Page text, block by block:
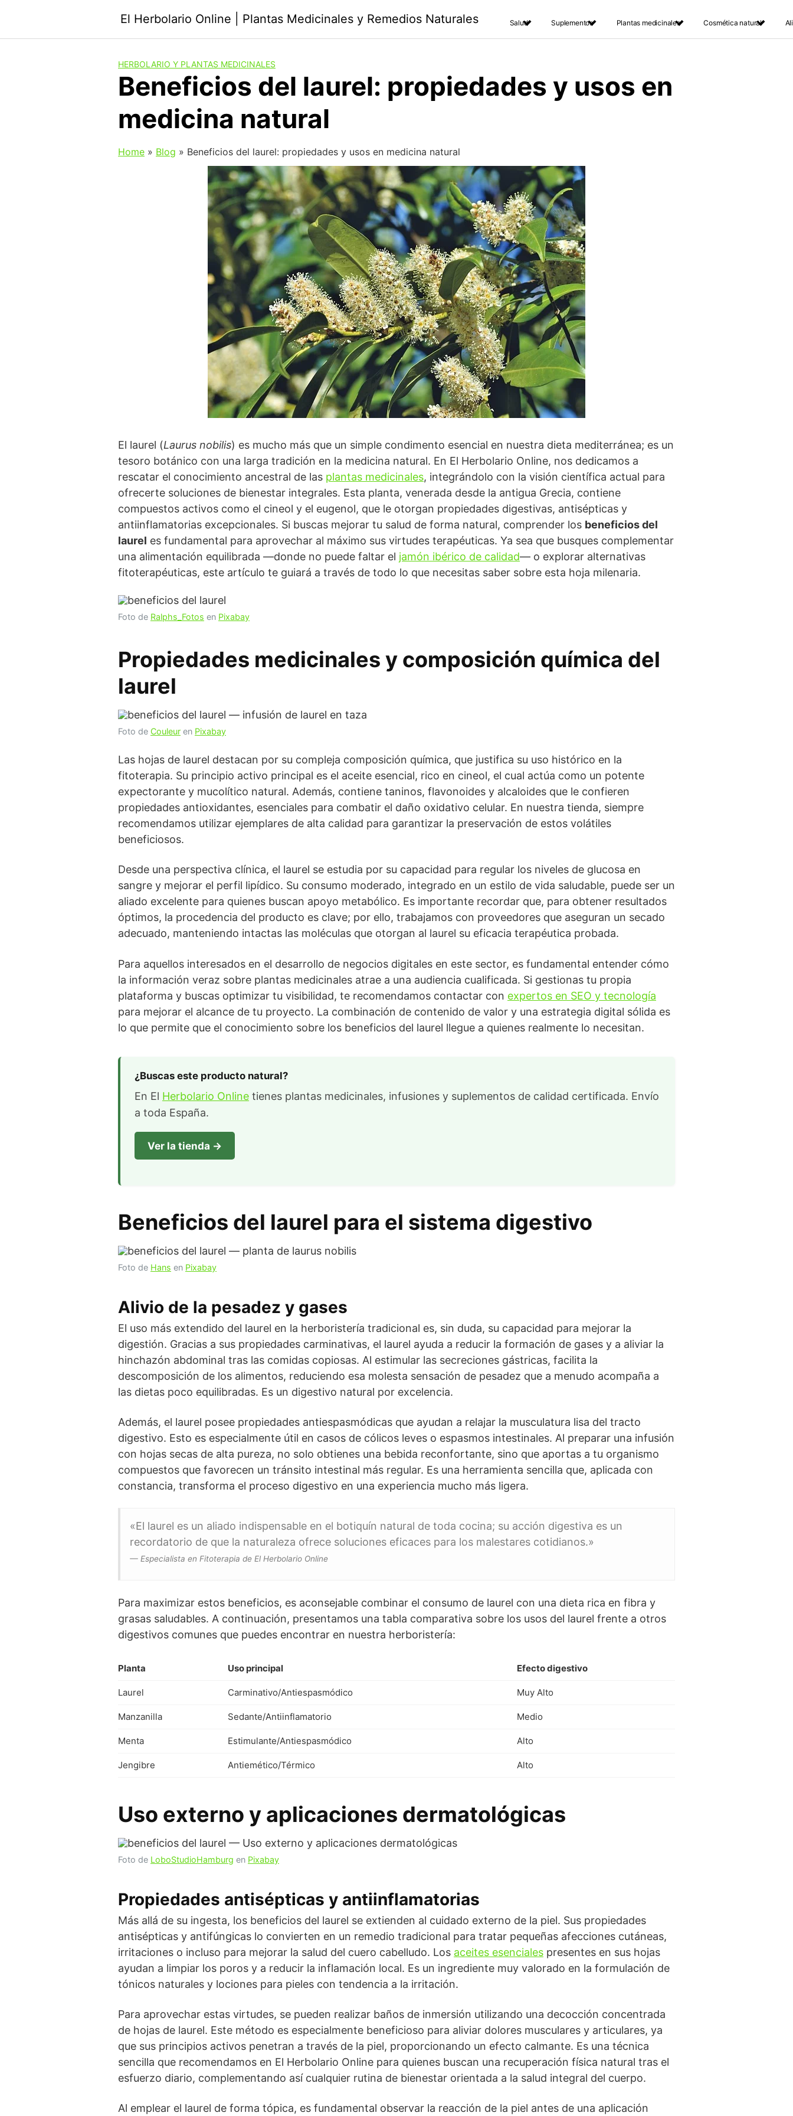
El Herbolario Online | Plantas Medicinales y Remedios Naturales Salud Suplementos Plantas medicinales Cosmética natural
HERBOLARIO Y PLANTAS MEDICINALES
Beneficios del laurel: propiedades y usos en
medicina natural
Home » Blog » Beneficios del laurel: propiedades y usos en medicina natural
El laurel (Laurus nobilis) es mucho más que un simple condimento esencial en nuestra dieta mediterránea; es un
tesoro botánico con una larga tradición en la medicina natural. En El Herbolario Online, nos dedicamos a
rescatar el conocimiento ancestral de las plantas medicinales, integrándolo con la visión científica actual para
ofrecerte soluciones de bienestar integrales. Esta planta, venerada desde la antigua Grecia, contiene
compuestos activos como el cineol y el eugenol, que le otorgan propiedades digestivas, antisépticas y
antiinflamatorias excepcionales. Si buscas mejorar tu salud de forma natural, comprender los beneficios del
laurel es fundamental para aprovechar al máximo sus virtudes terapéuticas. Ya sea que busques complementar
una alimentación equilibrada —donde no puede faltar el jamón ibérico de calidad— o explorar alternativas
fitoterapéuticas, este artículo te guiará a través de todo lo que necesitas saber sobre esta hoja milenaria.
Foto de Ralphs_Fotos en Pixabay
Propiedades medicinales y composición química del
laurel
Foto de Couleur en Pixabay
Las hojas de laurel destacan por su compleja composición química, que justifica su uso histórico en la
fitoterapia. Su principio activo principal es el aceite esencial, rico en cineol, el cual actúa como un potente
expectorante y mucolítico natural. Además, contiene taninos, flavonoides y alcaloides que le confieren
propiedades antioxidantes, esenciales para combatir el daño oxidativo celular. En nuestra tienda, siempre
recomendamos utilizar ejemplares de alta calidad para garantizar la preservación de estos volátiles
beneficiosos.
Desde una perspectiva clínica, el laurel se estudia por su capacidad para regular los niveles de glucosa en
sangre y mejorar el perfil lipídico. Su consumo moderado, integrado en un estilo de vida saludable, puede ser un
aliado excelente para quienes buscan apoyo metabólico. Es importante recordar que, para obtener resultados
óptimos, la procedencia del producto es clave; por ello, trabajamos con proveedores que aseguran un secado
adecuado, manteniendo intactas las moléculas que otorgan al laurel su eficacia terapéutica probada.
Para aquellos interesados en el desarrollo de negocios digitales en este sector, es fundamental entender cómo
la información veraz sobre plantas medicinales atrae a una audiencia cualificada. Si gestionas tu propia
plataforma y buscas optimizar tu visibilidad, te recomendamos contactar con expertos en SEO y tecnología
para mejorar el alcance de tu proyecto. La combinación de contenido de valor y una estrategia digital sólida es
lo que permite que el conocimiento sobre los beneficios del laurel llegue a quienes realmente lo necesitan.
¿Buscas este producto natural?
En El Herbolario Online tienes plantas medicinales, infusiones y suplementos de calidad certificada. Envío
a toda España.
Ver la tienda →
Beneficios del laurel para el sistema digestivo
Foto de Hans en Pixabay
Alivio de la pesadez y gases
El uso más extendido del laurel en la herboristería tradicional es, sin duda, su capacidad para mejorar la
digestión. Gracias a sus propiedades carminativas, el laurel ayuda a reducir la formación de gases y a aliviar la
hinchazón abdominal tras las comidas copiosas. Al estimular las secreciones gástricas, facilita la
descomposición de los alimentos, reduciendo esa molesta sensación de pesadez que a menudo acompaña a
las dietas poco equilibradas. Es un digestivo natural por excelencia.
Además, el laurel posee propiedades antiespasmódicas que ayudan a relajar la musculatura lisa del tracto
digestivo. Esto es especialmente útil en casos de cólicos leves o espasmos intestinales. Al preparar una infusión
con hojas secas de alta pureza, no solo obtienes una bebida reconfortante, sino que aportas a tu organismo
compuestos que favorecen un tránsito intestinal más regular. Es una herramienta sencilla que, aplicada con
constancia, transforma el proceso digestivo en una experiencia mucho más ligera.
«El laurel es un aliado indispensable en el botiquín natural de toda cocina; su acción digestiva es un
recordatorio de que la naturaleza ofrece soluciones eficaces para los malestares cotidianos.»
— Especialista en Fitoterapia de El Herbolario Online
Para maximizar estos beneficios, es aconsejable combinar el consumo de laurel con una dieta rica en fibra y
grasas saludables. A continuación, presentamos una tabla comparativa sobre los usos del laurel frente a otros
digestivos comunes que puedes encontrar en nuestra herboristería:
Planta Uso principal Efecto digestivo
Laurel Carminativo/Antiespasmódico Muy Alto
Manzanilla Sedante/Antiinflamatorio Medio
Menta Estimulante/Antiespasmódico Alto
Jengibre Antiemético/Térmico Alto
Uso externo y aplicaciones dermatológicas
Foto de LoboStudioHamburg en Pixabay
Propiedades antisépticas y antiinflamatorias
Más allá de su ingesta, los beneficios del laurel se extienden al cuidado externo de la piel. Sus propiedades
antisépticas y antifúngicas lo convierten en un remedio tradicional para tratar pequeñas afecciones cutáneas,
irritaciones o incluso para mejorar la salud del cuero cabelludo. Los aceites esenciales presentes en sus hojas
ayudan a limpiar los poros y a reducir la inflamación local. Es un ingrediente muy valorado en la formulación de
tónicos naturales y lociones para pieles con tendencia a la irritación.
Para aprovechar estas virtudes, se pueden realizar baños de inmersión utilizando una decocción concentrada
de hojas de laurel. Este método es especialmente beneficioso para aliviar dolores musculares y articulares, ya
que sus principios activos penetran a través de la piel, proporcionando un efecto calmante. Es una técnica
sencilla que recomendamos en El Herbolario Online para quienes buscan una recuperación física natural tras el
esfuerzo diario, complementando así cualquier rutina de bienestar orientada a la salud integral del cuerpo.
Al emplear el laurel de forma tópica, es fundamental observar la reacción de la piel antes de una aplicación